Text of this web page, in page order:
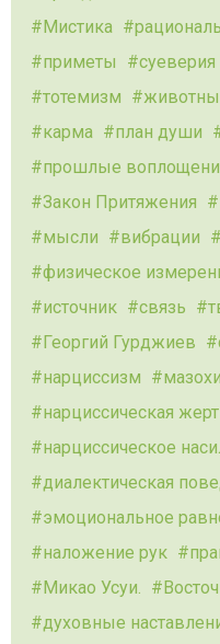
Мистика
приметы
суеверия
тотемизм
карма
план души
прошлые
Закон Притяжения
мысли
вибрации
физическое
источник
связь
Георгий Гурджиев
нарциссизм
нарциссическая
нарциссическое
диалектическая
эмоциональное
наложение рук
Микао Усуи.
духовные